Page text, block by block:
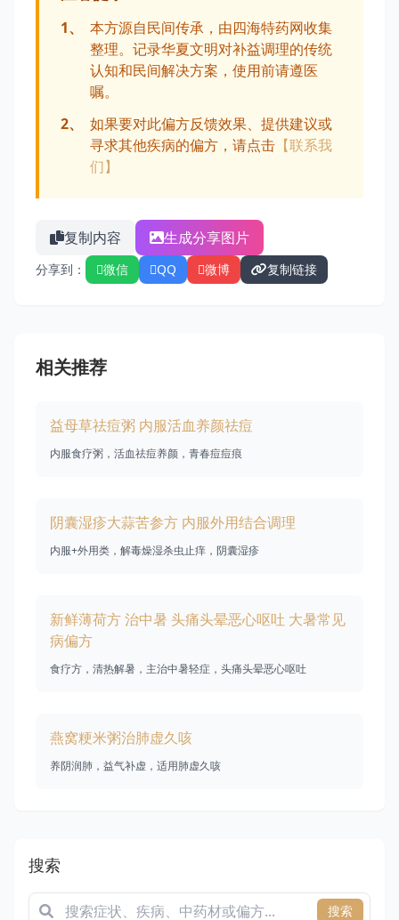
1、
本方源自民间传承，由四海特药网收集
整理。记录华夏文明对补益调理的传统
认知和民间解决方案，使用前请遵医
嘱。
2、
如果要对此偏方反馈效果、提供建议或
寻求其他疾病的偏方，请点击 【联系我
们】
复制内容 生成分享图片
分享到： 微信 QQ 微博 复制链接
相关推荐
益母草祛痘粥 内服活血养颜祛痘
内服食疗粥，活血祛痘养颜，青春痘痘痕
阴囊湿疹大蒜苦参方 内服外用结合调理
内服+外用类，解毒燥湿杀虫止痒，阴囊湿疹
新鲜薄荷方 治中暑 头痛头晕恶心呕吐 大暑常见
病偏方
食疗方，清热解暑，主治中暑轻症，头痛头晕恶心呕吐
燕窝粳米粥治肺虚久咳
养阴润肺，益气补虚，适用肺虚久咳
搜索
搜索